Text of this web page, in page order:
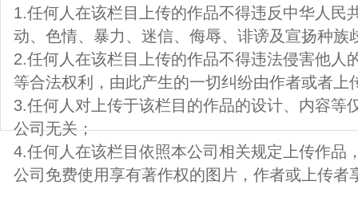
1.任何人在该栏目上传的作品不得违反中华人民
动、色情、暴力、迷信、侮辱、诽谤及宣扬种族
2.任何人在该栏目上传的作品不得违法侵害他人
等合法权利，由此产生的一切纠纷由作者或者上
3.任何人对上传于该栏目的作品的设计、内容等
公司无关；
4.任何人在该栏目依照本公司相关规定上传作品
公司免费使用享有著作权的图片，作者或上传者